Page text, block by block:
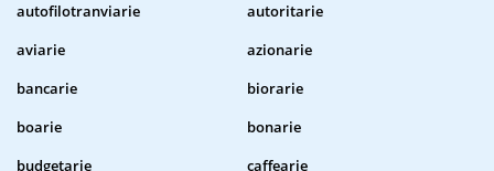
autofilotranviarie
autoritarie
aviarie
azionarie
bancarie
biorarie
boarie
bonarie
budgetarie
caffearie